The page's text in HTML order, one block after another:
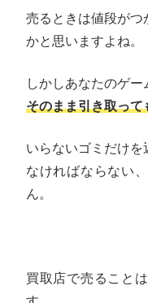
売るときは値段がつ
かと思いますよね。
しかしあなたのゲー
そのまま引き取って
いらないゴミだけを
なければならない
ん。
買取店で売ること